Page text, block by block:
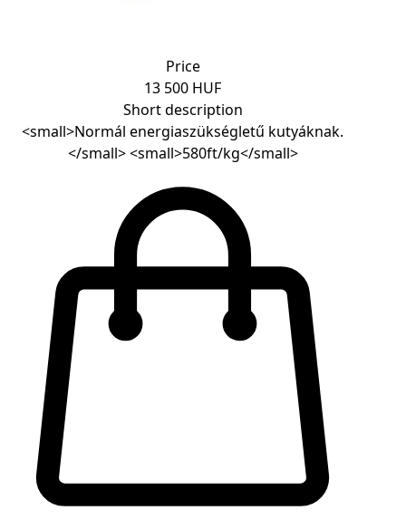
Price
13 500 HUF
Short description
<small>Normál energiaszükségletű kutyáknak.
</small> <small>580ft/kg</small>